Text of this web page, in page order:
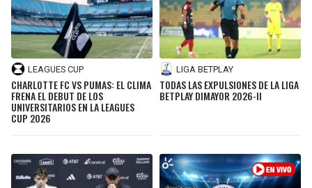
LEAGUES CUP
CHARLOTTE FC VS PUMAS: EL CLIMA
FRENA EL DEBUT DE LOS
UNIVERSITARIOS EN LA LEAGUES
CUP 2026
LIGA BETPLAY
TODAS LAS EXPULSIONES DE LA LIGA
BETPLAY DIMAYOR 2026-II